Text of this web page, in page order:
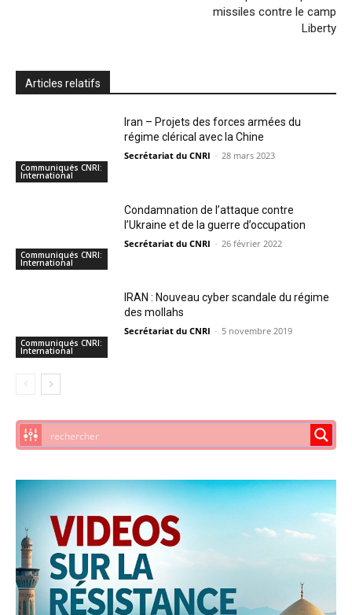
missiles contre le camp
Liberty
Articles relatifs
Communiqués CNRI:
International
Iran – Projets des forces armées du
régime clérical avec la Chine
Secrétariat du CNRI - 28 mars 2023
Communiqués CNRI:
International
Condamnation de l’attaque contre
l’Ukraine et de la guerre d’occupation
Secrétariat du CNRI - 26 février 2022
Communiqués CNRI:
International
IRAN : Nouveau cyber scandale du régime
des mollahs
Secrétariat du CNRI - 5 novembre 2019